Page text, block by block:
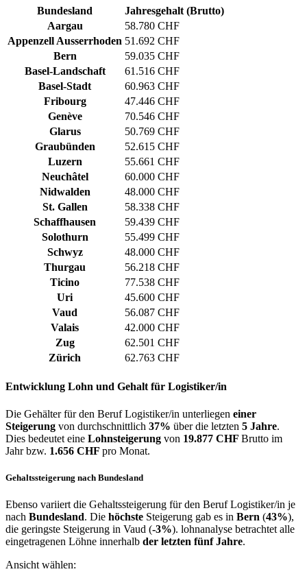
Bundesland
Jahresgehalt (Brutto)
Aargau
58.780 CHF
Appenzell Ausserrhoden 51.692 CHF
Bern
59.035 CHF
Basel-Landschaft
61.516 CHF
Basel-Stadt
60.963 CHF
Fribourg
47.446 CHF
Genève
70.546 CHF
Glarus
50.769 CHF
Graubünden
52.615 CHF
Luzern
55.661 CHF
Neuchâtel
60.000 CHF
Nidwalden
48.000 CHF
St. Gallen
58.338 CHF
Schaffhausen
59.439 CHF
Solothurn
55.499 CHF
Schwyz
48.000 CHF
Thurgau
56.218 CHF
Ticino
77.538 CHF
Uri
45.600 CHF
Vaud
56.087 CHF
Valais
42.000 CHF
Zug
62.501 CHF
Zürich
62.763 CHF
Entwicklung Lohn und Gehalt für Logistiker/in
Die Gehälter für den Beruf Logistiker/in unterliegen einer
Steigerung von durchschnittlich 37% über die letzten 5 Jahre.
Dies bedeutet eine Lohnsteigerung von 19.877 CHF Brutto im
Jahr bzw. 1.656 CHF pro Monat.
Gehaltssteigerung nach Bundesland
Ebenso variiert die Gehaltssteigerung für den Beruf Logistiker/in je
nach Bundesland. Die höchste Steigerung gab es in Bern (43%),
die geringste Steigerung in Vaud (-3%). lohnanalyse betrachtet alle
eingetragenen Löhne innerhalb der letzten fünf Jahre.
Ansicht wählen: